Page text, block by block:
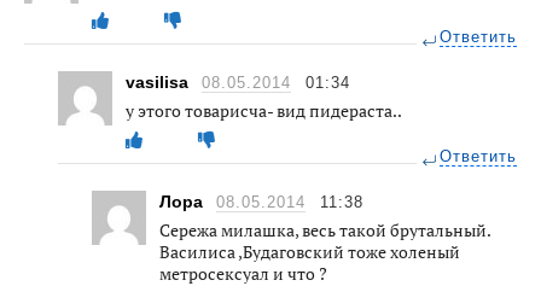
Ответить
vasilisa 08.05.2014 01:34
у этого товарисча- вид пидераста..
Ответить
Лора 08.05.2014 11:38
Сережа милашка, весь такой брутальный.
Василиса ,Будаговский тоже холеный
метросексуал и что ?